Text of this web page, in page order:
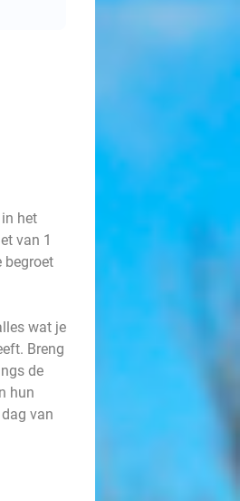
het
van 1
begroet
wat je
Breng
de
hun
van